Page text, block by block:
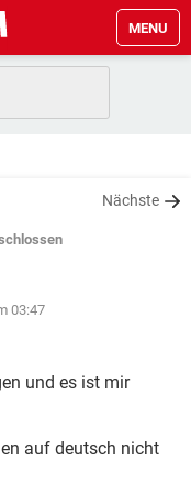
MENU
Nächste
03:47
und es ist mir
auf deutsch nicht